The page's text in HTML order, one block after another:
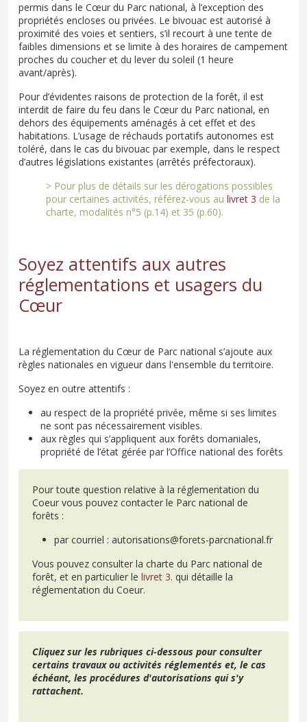
permis dans le Cœur du Parc national, à l’exception des
propriétés encloses ou privées. Le bivouac est autorisé à
proximité des voies et sentiers, s’il recourt à une tente de
faibles dimensions et se limite à des horaires de campement
proches du coucher et du lever du soleil (1 heure
avant/après).
Pour d’évidentes raisons de protection de la forêt, il est
interdit de faire du feu dans le Cœur du Parc national, en
dehors des équipements aménagés à cet effet et des
habitations. L’usage de réchauds portatifs autonomes est
toléré, dans le cas du bivouac par exemple, dans le respect
d’autres législations existantes (arrêtés préfectoraux).
> Pour plus de détails sur les dérogations possibles
pour certaines activités, référez-vous au livret 3 de la
charte, modalités n°5 (p.14) et 35 (p.60).
Soyez attentifs aux autres
réglementations et usagers du
Cœur
La réglementation du Cœur de Parc national s’ajoute aux
règles nationales en vigueur dans l'ensemble du territoire.
Soyez en outre attentifs :
au respect de la propriété privée, même si ses limites
ne sont pas nécessairement visibles.
aux règles qui s’appliquent aux forêts domaniales,
propriété de l’état gérée par l’Office national des forêts
Pour toute question relative à la réglementation du
Coeur vous pouvez contacter le Parc national de
forêts :
par courriel : autorisations@forets-parcnational.fr
Vous pouvez consulter la charte du Parc national de
forêt, et en particulier le livret 3. qui détaille la
réglementation du Coeur.
Cliquez sur les rubriques ci-dessous pour consulter
certains travaux ou activités réglementés et, le cas
échéant, les procédures d'autorisations qui s'y
rattachent.